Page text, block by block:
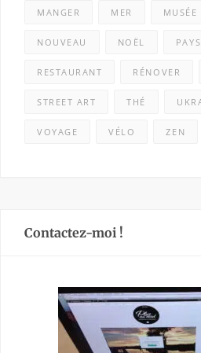
MANGER MER MUSÉE
NOUVEAU NOËL
RESTAURANT RÉNOVER
STREET ART THÉ
VOYAGE VÉLO ZEN
Contactez-moi !